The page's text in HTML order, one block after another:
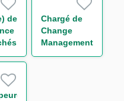
de
Chargé de
Change
Management
&